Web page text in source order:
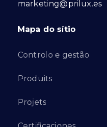
marketing@prilux.es
Mapa do sítio
Controlo e gestão
Produits
Projets